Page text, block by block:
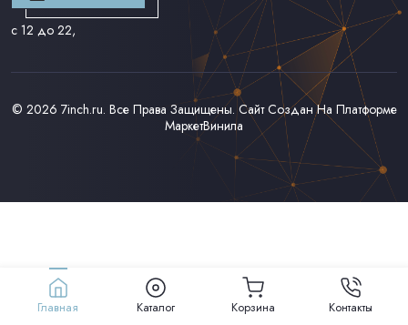
с 12 до 22,
© 2026 7inch.ru. Все Права Защищены. Сайт Создан На Платформе
МаркетВинила
Главная Каталог Корзина Контакты